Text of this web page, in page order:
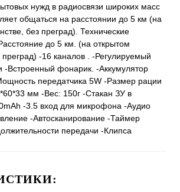
нужд в радиосвязи широких масс
общаться на расстоянии до 5 км (на
без преград). Технические
до 5 км. (на открытом
преград) -16 каналов . -Регулируемый
-Встроенный фонарик. -Аккумулятор
передатчика 5W -Размер рации
мм -Вес: 150г -Стакан ЗУ в
-3.5 вход для микрофона -Аудио
-Автосканирование -Таймер
передачи -Клипса